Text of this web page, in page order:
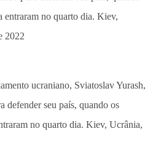
ucraniano, Sviatoslav Yurash,
defender seu país, quando os
no quarto dia. Kiev, Ucrânia,